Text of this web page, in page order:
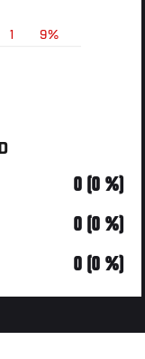
9%
1
0 (0 %)
0 (0 %)
0 (0 %)